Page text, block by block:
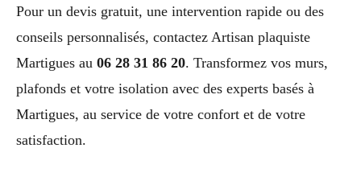
Pour un devis gratuit, une intervention rapide ou des
conseils personnalisés, contactez Artisan plaquiste
Martigues au 06 28 31 86 20. Transformez vos murs,
plafonds et votre isolation avec des experts basés à
Martigues, au service de votre confort et de votre
satisfaction.